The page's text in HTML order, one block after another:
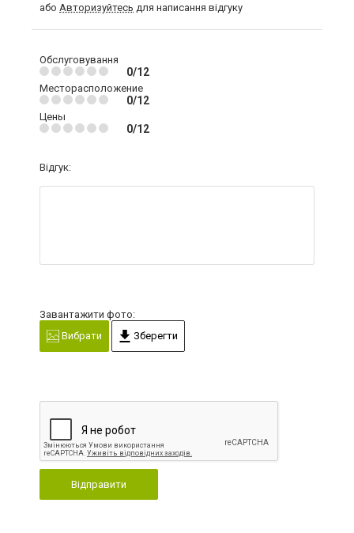
або Авторизуйтесь для написання відгуку
Обслуговування
0/12
Месторасположение
0/12
Цены
0/12
Відгук:
Завантажити фото:
Вибрати
Зберегти
Відправити